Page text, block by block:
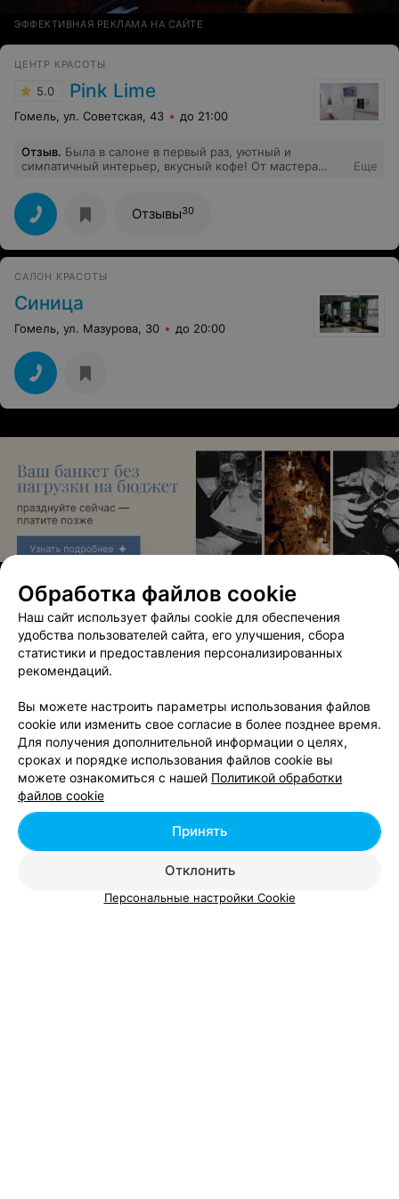
ЭФФЕКТИВНАЯ РЕКЛАМА НА САЙТЕ
ЦЕНТР КРАСОТЫ
5.0 Pink Lime
Гомель, ул. Советская, 43 до 21:00
Отзыв. Была в салоне в первый раз, уютный и
симпатичный интерьер, вкусный кофе! От мастера
идеальное выравнивание ногтевой пластины,
покрытие точно под кутикулу, четкая форма. С
удовольствием приду ещё. Спасибо вам большое!
Еще
Отзывы30
САЛОН КРАСОТЫ
Синица
Гомель, ул. Мазурова, 30 до 20:00
Смотрите также
Гомеле
Наращивание ресниц в районе Центральный в
Гомеле
Шугаринг в районе Центральный в Гомеле
Обработка файлов cookie
Наш сайт использует файлы cookie для обеспечения
удобства пользователей сайта, его улучшения, сбора
статистики и предоставления персонализированных
рекомендаций.
Вы можете настроить параметры использования файлов
cookie или изменить свое согласие в более позднее время.
Для получения дополнительной информации о целях,
сроках и порядке использования файлов cookie вы
можете ознакомиться с нашей Политикой обработки
файлов cookie
Отклонить
Принять
Персональные настройки Cookie